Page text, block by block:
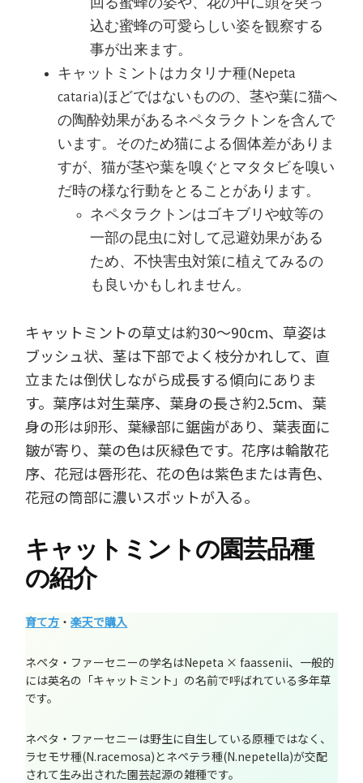
回る蜜蜂の姿や、花の中に頭を突っ
込む蜜蜂の可愛らしい姿を観察する
事が出来ます。
キャットミントはカタリナ種(Nepeta
cataria)ほどではないものの、茎や葉に猫へ
の陶酔効果があるネペタラクトンを含んで
います。そのため猫による個体差がありま
すが、猫が茎や葉を嗅ぐとマタタビを嗅い
だ時の様な行動をとることがあります。
ネペタラクトンはゴキブリや蚊等の
一部の昆虫に対して忌避効果がある
ため、不快害虫対策に植えてみるの
も良いかもしれません。
キャットミントの草丈は約30～90cm、草姿は
ブッシュ状、茎は下部でよく枝分かれして、直
立または倒伏しながら成長する傾向にありま
す。葉序は対生葉序、葉身の長さ約2.5cm、葉
身の形は卵形、葉縁部に鋸歯があり、葉表面に
皺が寄り、葉の色は灰緑色です。花序は輪散花
序、花冠は唇形花、花の色は紫色または青色、
花冠の筒部に濃いスポットが入る。
キャットミントの園芸品種
の紹介
育て方 ・楽天で購入
ネペタ・ファーセニーの学名はNepeta × faassenii、一般的
には英名の「キャットミント」の名前で呼ばれている多年草
です。
ネペタ・ファーセニーは野生に自生している原種ではなく、
ラセモサ種(N.racemosa)とネペテラ種(N.nepetella)が交配
されて生み出された園芸起源の雑種です。